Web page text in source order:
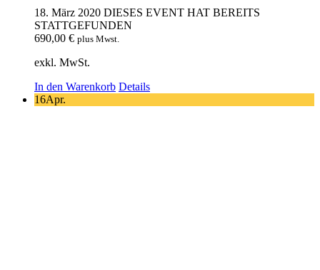
18. März 2020 DIESES EVENT HAT BEREITS
STATTGEFUNDEN
690,00 € plus Mwst.
exkl. MwSt.
In den Warenkorb Details
16Apr.